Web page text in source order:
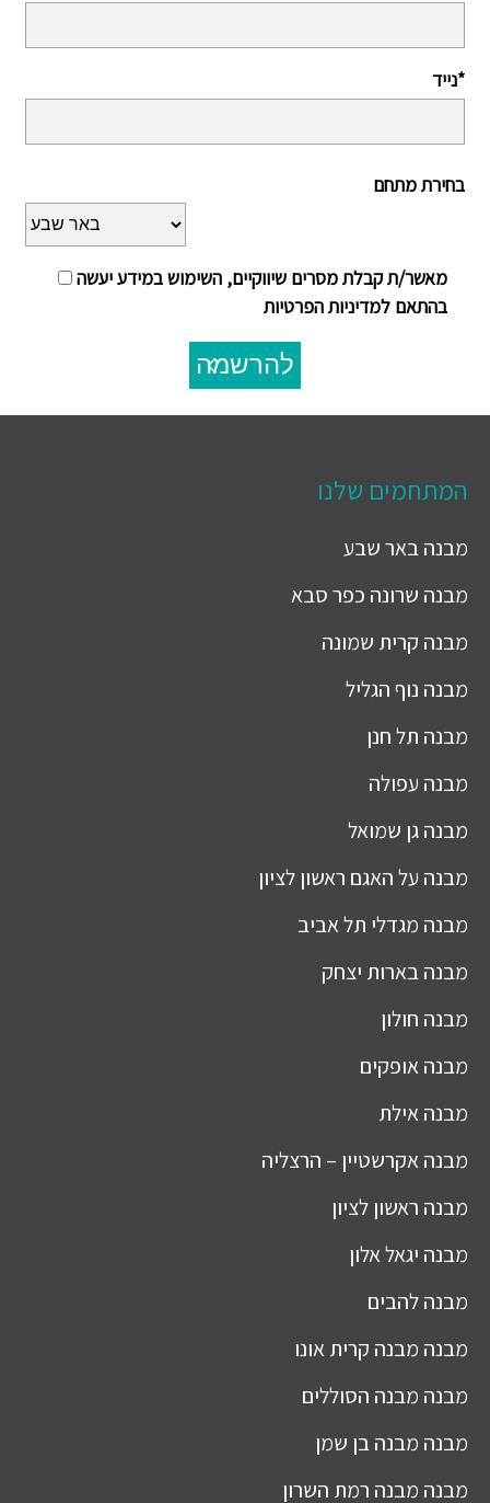
נייד*
בחירת מתחם
מאשר/ת קבלת מסרים שיווקיים, השימוש במידע יעשה
בהתאם למדיניות הפרטיות
להרשמה
המתחמים שלנו
מבנהבאר שבע
מבנה שרונה כפר סבא
מבנה קרית שמונה
מבנה נוף הגליל
מבנה תל חנן
מבנה עפולה
מבנהגן שמואל
מבנה על האגם ראשון לציון
מבנה מגדלי תל אביב
מבנהבארות יצחק
מבנה חולון
מבנהאופקים
מבנהאילת
מבנהאקרשטיין – הרצליה
מבנה ראשון לציון
מבנה יגאל אלון
מבנהלהבים
מבנה מבנה קרית אונו
מבנה מבנה הסוללים
מבנה מבנה בן שמן
מבנה מבנה רמת השרון